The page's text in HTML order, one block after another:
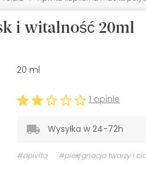
i witalność 20ml
20 ml
1 opinie
Wysyłka w 24-72h
#apivita #pielęgnacja twarzy i